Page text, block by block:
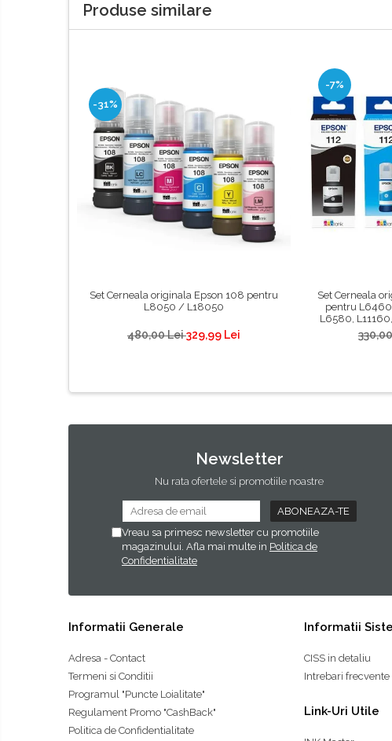
Produse similare
-31%
Set Cerneala originala Epson 108 pentru
L8050 / L18050
480,00 Lei329,99 Lei
-7%
Set Cerneala
pentru
L6580,
Newsletter
Nu rata ofertele si promotiile noastre
Vreau sa primesc newsletter cu promotiile
magazinului. Afla mai multe in Politica de
Confidentialitate
Informatii Generale
Adresa - Contact
Termeni si Conditii
Programul "Puncte Loialitate"
Regulament Promo "CashBack"
Politica de Confidentialitate
Informatii
CISS in detaliu
Intrebari frecvente
Link-Uri Utile